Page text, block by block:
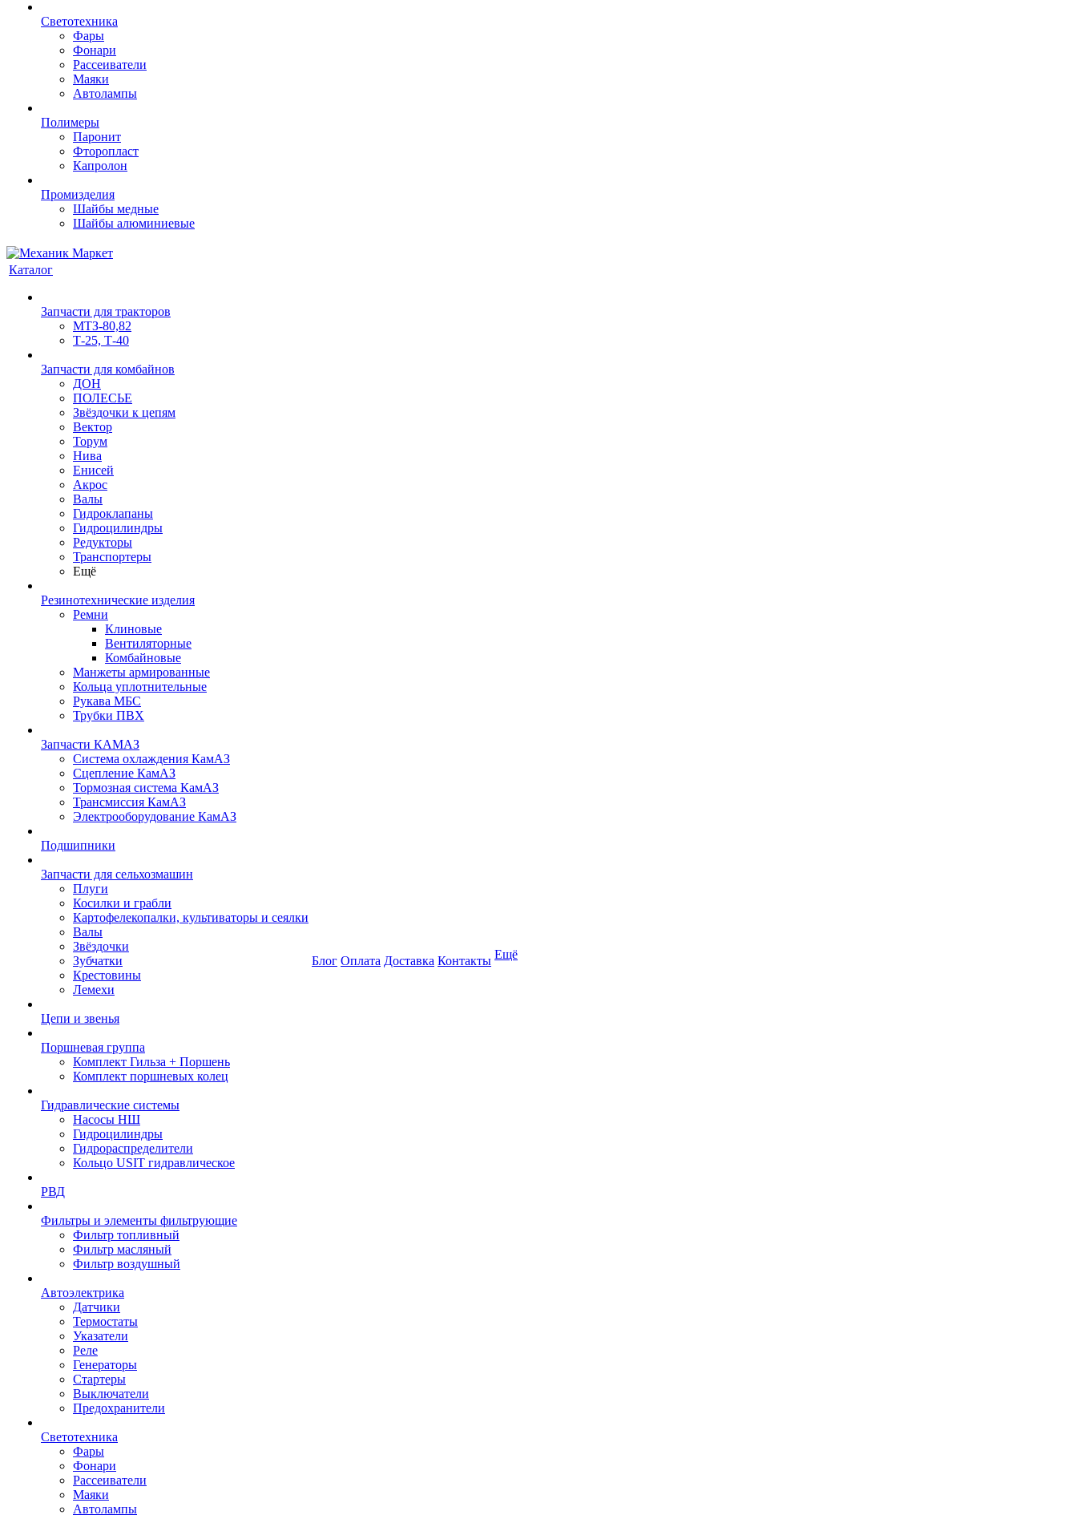
Светотехника
Фары
Фонари
Рассеиватели
Маяки
Автолампы
Полимеры
Паронит
Фторопласт
Капролон
Промизделия
Шайбы медные
Шайбы алюминиевые
Каталог
Запчасти для тракторов
МТЗ-80,82
Т-25, Т-40
Запчасти для комбайнов
ДОН
ПОЛЕСЬЕ
Звёздочки к цепям
Вектор
Торум
Нива
Енисей
Акрос
Валы
Гидроклапаны
Гидроцилиндры
Редукторы
Транспортеры
Ещё
Резинотехнические изделия
Ремни
Клиновые
Вентиляторные
Комбайновые
Манжеты армированные
Кольца уплотнительные
Рукава МБС
Трубки ПВХ
Запчасти КАМАЗ
Система охлаждения КамАЗ
Сцепление КамАЗ
Тормозная система КамАЗ
Трансмиссия КамАЗ
Электрооборудование КамАЗ
Подшипники
Запчасти для сельхозмашин
Плуги
Косилки и грабли
Картофелекопалки, культиваторы и сеялки
Валы
Звёздочки
Зубчатки
Крестовины
Лемехи
Цепи и звенья
Поршневая группа
Комплект Гильза + Поршень
Комплект поршневых колец
Гидравлические системы
Насосы НШ
Гидроцилиндры
Гидрораспределители
Кольцо USIT гидравлическое
РВД
Фильтры и элементы фильтрующие
Фильтр топливный
Фильтр масляный
Фильтр воздушный
Автоэлектрика
Датчики
Термостаты
Указатели
Реле
Генераторы
Стартеры
Выключатели
Предохранители
Светотехника
Фары
Фонари
Рассеиватели
Маяки
Автолампы
Блог Оплата Доставка Контакты Ещё